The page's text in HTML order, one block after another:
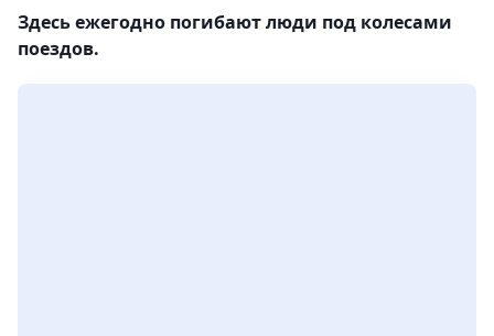
Здесь ежегодно погибают люди под колесами
поездов.